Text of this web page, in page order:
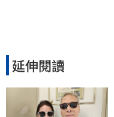
延伸閱讀